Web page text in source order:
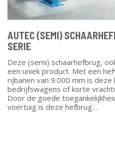
AUTEC (SEMI)
SERIE
Deze (semi) schaarhefbrug,
een uniek product. Met een
rijbanen van 9.000 mm is
bedrijfswagens of korte
Door de goede
voertuig is deze hefbrug…